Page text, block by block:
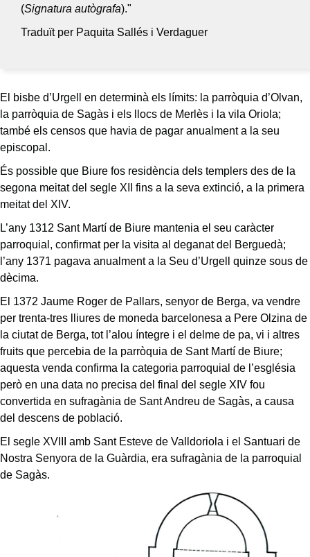
(Signatura autògrafa)."
Traduït per Paquita Sallés i Verdaguer
El bisbe d’Urgell en determinà els límits: la parròquia d’Olvan,
la parròquia de Sagàs i els llocs de Merlès i la vila Oriola;
també els censos que havia de pagar anualment a la seu
episcopal.
És possible que Biure fos residència dels templers des de la
segona meitat del segle XII fins a la seva extinció, a la primera
meitat del XIV.
L’any 1312 Sant Martí de Biure mantenia el seu caràcter
parroquial, confirmat per la visita al deganat del Berguedà;
l’any 1371 pagava anualment a la Seu d’Urgell quinze sous de
dècima.
El 1372 Jaume Roger de Pallars, senyor de Berga, va vendre
per trenta-tres lliures de moneda barcelonesa a Pere Olzina de
la ciutat de Berga, tot l’alou íntegre i el delme de pa, vi i altres
fruits que percebia de la parròquia de Sant Martí de Biure;
aquesta venda confirma la categoria parroquial de l’església
però en una data no precisa del final del segle XIV fou
convertida en sufragània de Sant Andreu de Sagàs, a causa
del descens de població.
El segle XVIII amb Sant Esteve de Valldoriola i el Santuari de
Nostra Senyora de la Guàrdia, era sufragània de la parroquial
de Sagàs.